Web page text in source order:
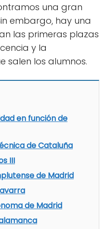
una gran
embargo, hay una
las primeras plazas
y la
salen los alumnos.
en función de
de Cataluña
III
de Madrid
de Madrid